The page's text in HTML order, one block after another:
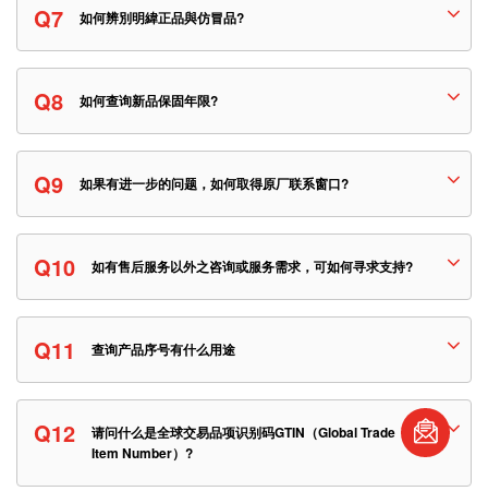
Q7 如何辨別明緯正品與仿冒品?
Q8 如何查询新品保固年限?
Q9 如果有进一步的问题，如何取得原厂联系窗口?
Q10 如有售后服务以外之咨询或服务需求，可如何寻求支持?
Q11 查询产品序号有什么用途
Q12
请问什么是全球交易品项识别码GTIN（Global Trade
Item Number）?